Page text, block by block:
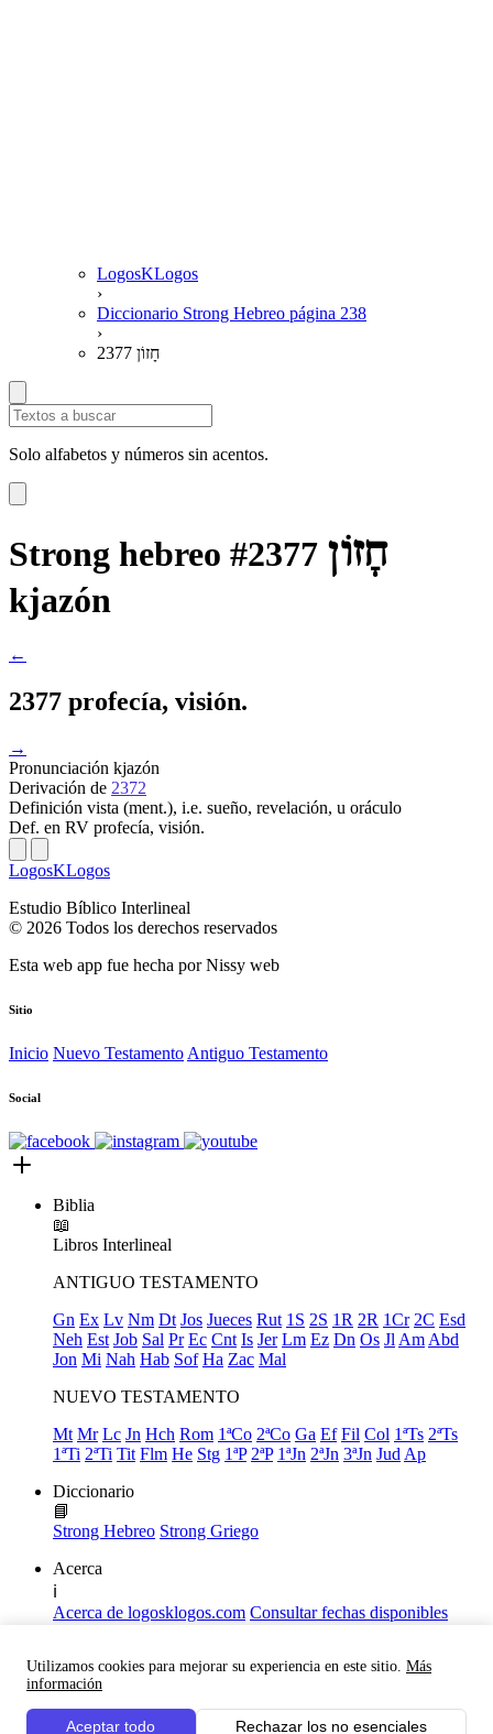
Utilizamos cookies para mejorar su experiencia en este sitio. Más
información
Aceptar todo Rechazar los no esenciales
LogosKLogos
›
Diccionario Strong Hebreo página 238
›
2377 חָזוֹן
Solo alfabetos y números sin acentos.
Strong hebreo #2377 חָזוֹן
kjazón
←
2377 profecía, visión.
→
Pronunciación kjazón
Derivación de 2372
Definición vista (ment.), i.e. sueño, revelación, u oráculo
Def. en RV profecía, visión.
LogosKLogos
Estudio Bíblico Interlineal
© 2026 Todos los derechos reservados
Esta web app fue hecha porNissy web
Sitio
Inicio Nuevo Testamento Antiguo Testamento
Social
Biblia
📖
Libros Interlineal
ANTIGUO TESTAMENTO
Gn Ex Lv Nm Dt Jos Jueces Rut 1S 2S 1R 2R 1Cr 2C Esd
Neh Est Job Sal Pr Ec Cnt Is Jer Lm Ez Dn Os Jl Am Abd
Jon Mi Nah Hab Sof Ha Zac Mal
NUEVO TESTAMENTO
Mt Mr Lc Jn Hch Rom 1ªCo 2ªCo Ga Ef Fil Col 1ªTs 2ªTs
1ªTi 2ªTi Tit Flm He Stg 1ªP 2ªP 1ªJn 2ªJn 3ªJn Jud Ap
Diccionario
📘
Strong Hebreo Strong Griego
Acerca
ℹ️
Acerca de logosklogos.com Consultar fechas disponibles
Links útiles
Facebook